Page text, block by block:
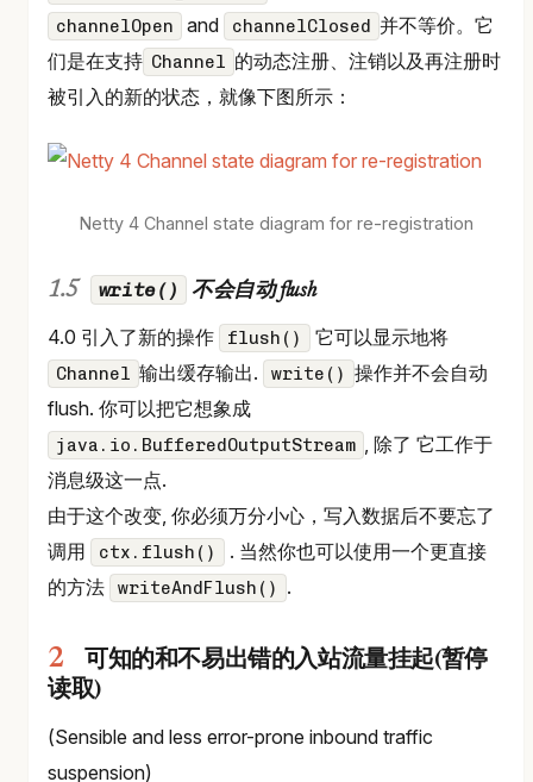
channelOpen and channelClosed 并不等价。它
们是在支持 Channel 的动态注册、注销以及再注册时
被引入的新的状态，就像下图所示：
Netty 4 Channel state diagram for re-registration
write() 不会自动 flush
4.0 引入了新的操作 flush() 它可以显示地将
Channel 输出缓存输出. write() 操作并不会自动
flush. 你可以把它想象成
java.io.BufferedOutputStream , 除了 它工作于
消息级这一点.
由于这个改变, 你必须万分小心，写入数据后不要忘了
调用
ctx.flush()
. 当然你也可以使用一个更直接
的方法
writeAndFlush() .
可知的和不易出错的入站流量挂起(暂停
读取)
(Sensible and less error-prone inbound traffic
suspension)